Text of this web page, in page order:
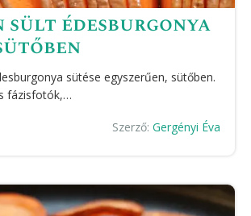
sült édesburgonya
sütése egyszerűen, sütőben.
fázisfotók,…
Szerző: Gergényi Éva